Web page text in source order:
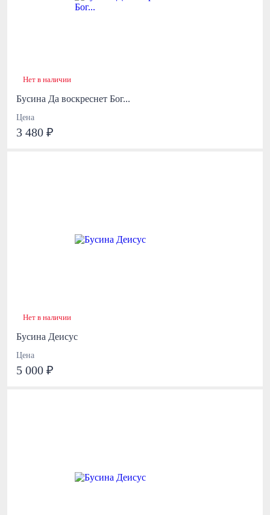
Нет в наличии
Бусина Да воскреснет Бог...
Цена
3 480 ₽
Нет в наличии
Бусина Деисус
Цена
5 000 ₽